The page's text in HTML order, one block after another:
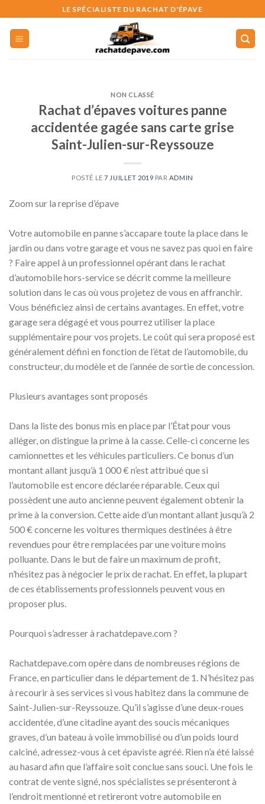
to
content
LE SPÉCIALISTE DU RACHAT D'ÉPAVE
NON CLASSÉ
Rachat d’épaves voitures panne
accidentée gagée sans carte grise
Saint-Julien-sur-Reyssouze
POSTÉ LE7 JUILLET 2019 PAR ADMIN
Zoom sur la reprise d’épave
Votre automobile en panne s’accapare toute la place dans le
jardin ou dans votre garage et vous ne savez pas quoi en faire
? Faire appel à un professionnel opérant dans le rachat
d’automobile hors-service se décrit comme la meilleure
solution dans le cas où vous projetez de vous en affranchir.
Vous bénéficiez ainsi de certains avantages. En effet, votre
garage sera dégagé et vous pourrez utiliser la place
supplémentaire pour vos projets. Le coût qui sera proposé est
généralement défini en fonction de l’état de l’automobile, du
constructeur, du modèle et de l’année de sortie de concession.
Plusieurs avantages sont proposés
Dans la liste des bonus mis en place par l’État pour vous
alléger, on distingue la prime à la casse. Celle-ci concerne les
camionnettes et les véhicules particuliers. Ce bonus d’un
montant allant jusqu’à 1 000 € n’est attribué que si
l’automobile est encore déclarée réparable. Ceux qui
possèdent une auto ancienne peuvent également obtenir la
prime à la conversion. Cette aide d’un montant allant jusqu’à 2
500 € concerne les voitures thermiques destinées à être
revendues pour être remplacées par une voiture moins
polluante. Dans le but de faire un maximum de profit,
n’hésitez pas à négocier le prix de rachat. En effet, la plupart
de ces établissements professionnels peuvent vous en
proposer plus.
Pourquoi s’adresser à rachatdepave.com ?
Rachatdepave.com opère dans de nombreuses régions de
France, en particulier dans le département de 1. N’hésitez pas
à recourir à ses services si vous habitez dans la commune de
Saint-Julien-sur-Reyssouze. Qu’il s’agisse d’une deux-roues
accidentée, d’une citadine ayant des soucis mécaniques
graves, d’un bateau à voile immobilisé ou d’un poids lourd
calciné, adressez-vous à cet épaviste agréé. Rien n’a été laissé
au hasard afin que l’affaire soit conclue sans souci. Une fois le
contrat de vente signé, nos spécialistes se présenteront à
l’endroit mentionné et retireront votre automobile en